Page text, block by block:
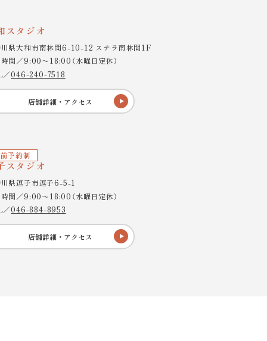
スタジオ
県大和市南林間6-10-12 ステラ南林間1F
間／9:00〜18:00（水曜日定休）
／046-240-7518
店舗詳細・アクセス
予約制
スタジオ
県逗子市逗子6-5-1
間／9:00〜18:00（水曜日定休）
／046-884-8953
店舗詳細・アクセス